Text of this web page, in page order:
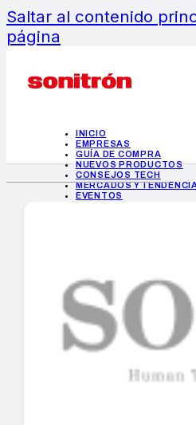
Saltar al contenido
página
INICIO
EMPRESAS
GUÍA DE COMPRA
NUEVOS PRODUCTOS
CONSEJOS TECH
MERCADOS Y
EVENTOS
INICIO
EMPRESAS
GUÍA DE COMPRA